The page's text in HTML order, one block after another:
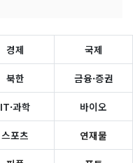
경제 국제
북한 금융·증권
IT·과학 바이오
스포츠 연재물